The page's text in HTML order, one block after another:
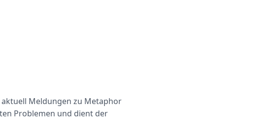
aktuell Meldungen zu Metaphor
Problemen und dient der